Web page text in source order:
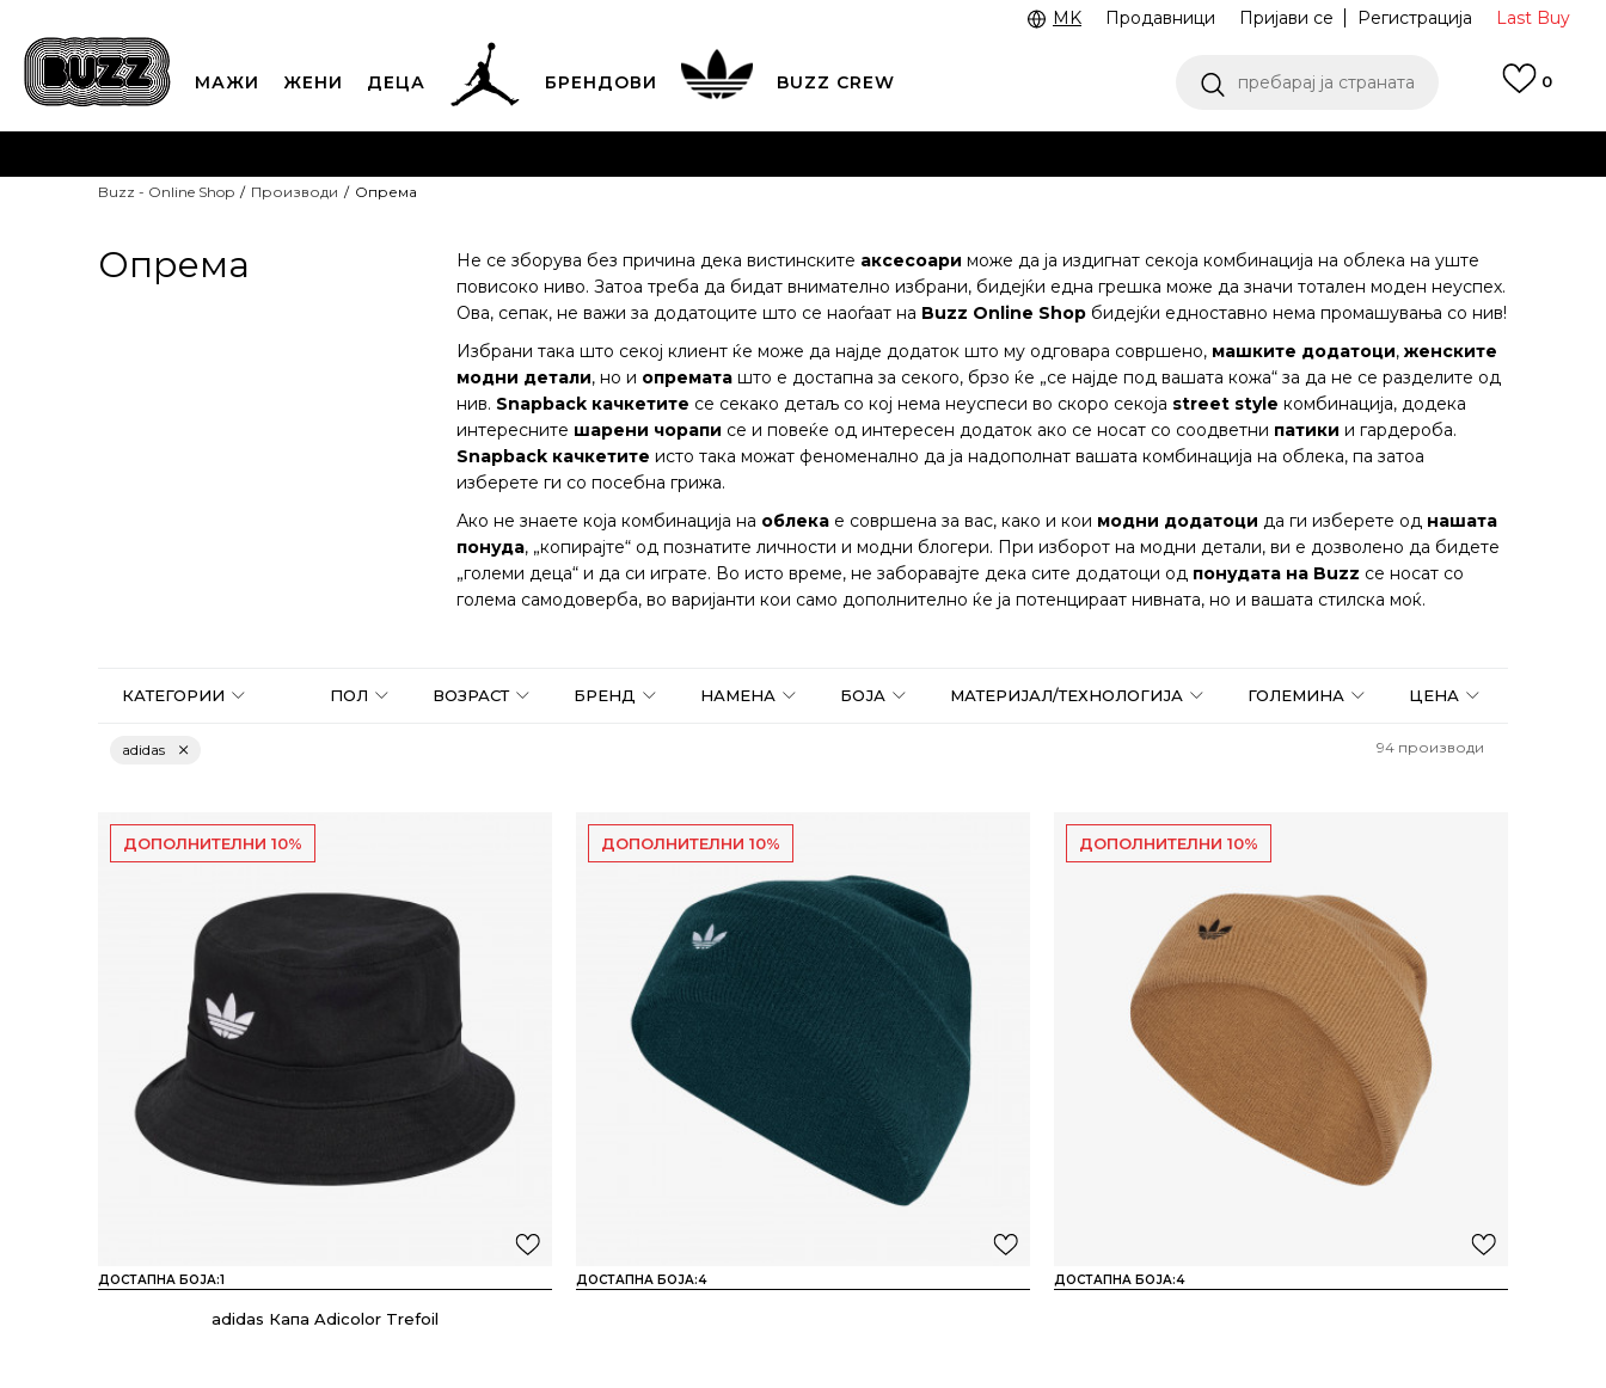
Last Buy
Пријави се Регистрација
Продавници
MK
МАЖИ ЖЕНИ ДЕЦА БРЕНДОВИ BUZZ CREW пребарај ја страната 0
CLICK & COLLECT
Buzz - Online Shop Производи Опрема
Опрема Не се зборува без причина дека вистинските аксесоари може да ја издигнат секоја комбинација на облека на уште
повисоко ниво. Затоа треба да бидат внимателно избрани, бидејќи една грешка може да значи тотален моден неуспех.
Ова, сепак, не важи за додатоците што се наоѓаат на Buzz Online Shop бидејќи едноставно нема промашувања со нив!
Избрани така што секој клиент ќе може да најде додаток што му одговара совршено, машките додатоци, женските
модни детали, но и опремата што е достапна за секого, брзо ќе „се најде под вашата кожа“ за да не се разделите од
нив. Snapback качкетите се секако детаљ со кој нема неуспеси во скоро секоја street style комбинација, додека
интересните шарени чорапи се и повеќе од интересен додаток ако се носат со соодветни патики и гардероба.
Snapback качкетите исто така можат феноменално да ја надополнат вашата комбинација на облека, па затоа
изберете ги со посебна грижа.
Ако не знаете која комбинација на облека е совршена за вас, како и кои модни додатоци да ги изберете од нашата
понуда, „копирајте“ од познатите личности и модни блогери. При изборот на модни детали, ви е дозволено да бидете
„големи деца“ и да си играте. Во исто време, не заборавајте дека сите додатоци од понудата на Buzz се носат со
голема самодоверба, во варијанти кои само дополнително ќе ја потенцираат нивната, но и вашата стилска моќ.
КАТЕГОРИИ ПОЛ ВОЗРАСТ БРЕНД НАМЕНА БОЈА МАТЕРИЈАЛ/ТЕХНОЛОГИЈА ГОЛЕМИНА ЦЕНА
adidas 94 производи
ДОПОЛНИТЕЛНИ 10%
ДОСТАПНА БОЈА:1
adidas Капа Adicolor Trefoil
ДОПОЛНИТЕЛНИ 10%
ДОСТАПНА БОЈА:4
ДОПОЛНИТЕЛНИ 10%
ДОСТАПНА БОЈА:4